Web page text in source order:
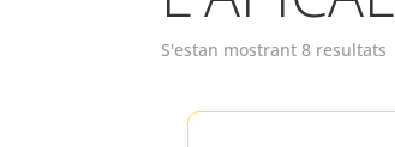
S'estan mostrant 8 resultats